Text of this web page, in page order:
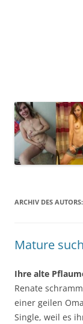
ARCHIV DES AUTORS:
Mature
Ihre alte
Renate
einer geilen
Single, weil es